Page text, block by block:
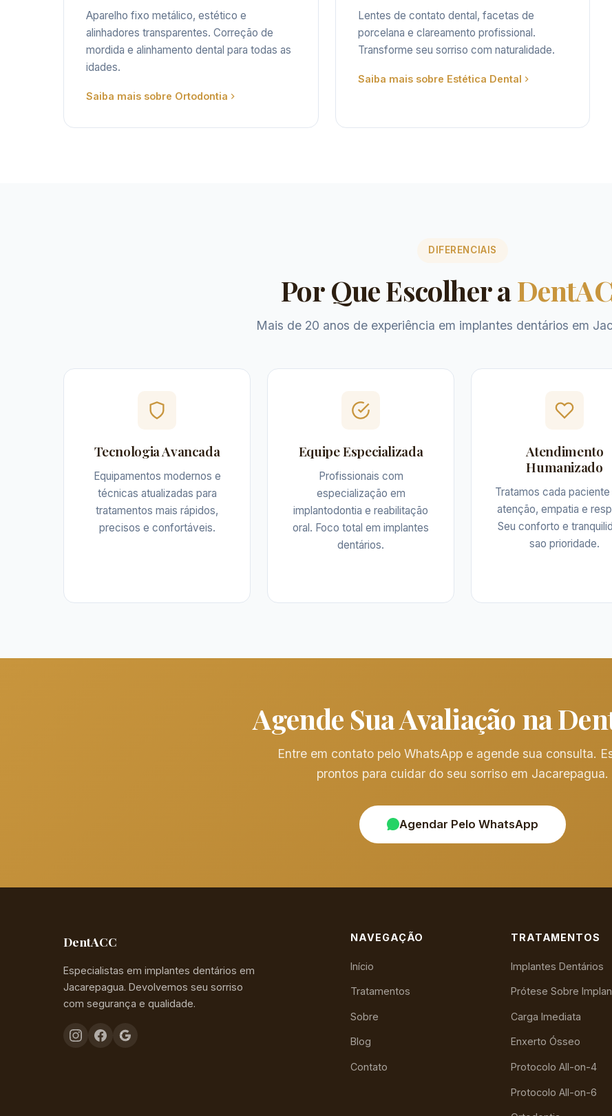
Aparelho fixo metálico, estético e
alinhadores transparentes. Correção de
mordida e alinhamento dental para todas as
idades.
Saiba mais sobre Ortodontia
Lentes de contato dental, facetas de
porcelana e clareamento profissional.
Transforme seu sorriso com naturalidade.
Saiba mais sobre Estética Dental
DIFERENCIAIS
Por Que Escolher a
Mais de 20 anos de experiência em implantes dentários em
Tecnologia Avancada
Equipamentos modernos e
técnicas atualizadas para
tratamentos mais rápidos,
precisos e confortáveis.
Equipe Especializada
Profissionais com
especialização em
implantodontia e reabilitação
oral. Foco total em implantes
dentários.
Atendimento
Humanizado
Tratamos cada
atenção, empatia e
Seu conforto e
sao prioridade.
Agende Sua Avaliação na
Entre em contato pelo WhatsApp e agende sua consulta.
prontos para cuidar do seu sorriso em Jacarepagua.
Agendar Pelo WhatsApp
DentACC
Especialistas em implantes dentários em
Jacarepagua. Devolvemos seu sorriso
com segurança e qualidade.
NAVEGAÇÃO
Início
Tratamentos
Sobre
Blog
Contato
TRATAMENTOS
Implantes Dentários
Prótese Sobre
Carga Imediata
Enxerto Ósseo
Protocolo All-on-4
Protocolo All-on-6